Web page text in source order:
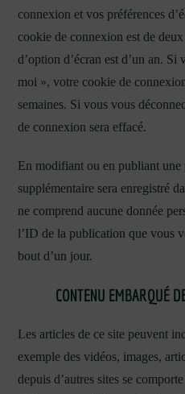
connexion et vos préférences
cookie de connexion est de
d’option d’écran est d’un an.
moi », votre cookie de
semaines. Si vous vous
de connexion sera effacé.
En modifiant ou en publiant
supplémentaire sera enregistré
ne comprend aucune donnée
l’ID de la publication que vous
bout d’un jour.
CONTENU EMBARQUÉ
Les articles de ce site peuvent
exemple des vidéos, images,
depuis d’autres sites se